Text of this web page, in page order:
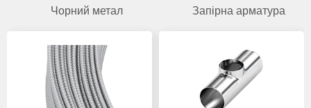
Чорний метал Запірна арматура